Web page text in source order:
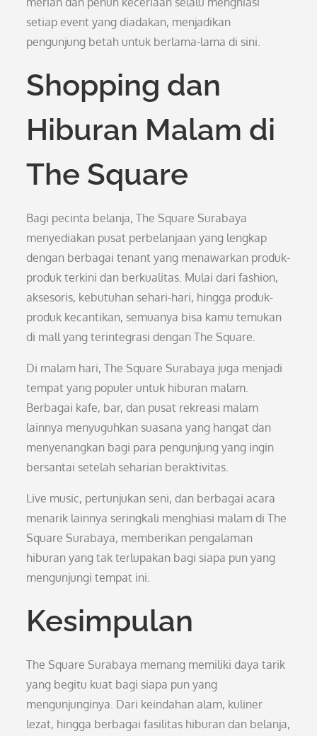
setiap event yang diadakan, menjadikan
pengunjung betah untuk berlama-lama di sini.
Shopping dan
Hiburan Malam di
The Square
Bagi pecinta belanja, The Square Surabaya
menyediakan pusat perbelanjaan yang lengkap
dengan berbagai tenant yang menawarkan produk-
produk terkini dan berkualitas. Mulai dari fashion,
aksesoris, kebutuhan sehari-hari, hingga produk-
produk kecantikan, semuanya bisa kamu temukan
di mall yang terintegrasi dengan The Square.
Di malam hari, The Square Surabaya juga menjadi
tempat yang populer untuk hiburan malam.
Berbagai kafe, bar, dan pusat rekreasi malam
lainnya menyuguhkan suasana yang hangat dan
menyenangkan bagi para pengunjung yang ingin
bersantai setelah seharian beraktivitas.
Live music, pertunjukan seni, dan berbagai acara
menarik lainnya seringkali menghiasi malam di The
Square Surabaya, memberikan pengalaman
hiburan yang tak terlupakan bagi siapa pun yang
mengunjungi tempat ini.
Kesimpulan
The Square Surabaya memang memiliki daya tarik
yang begitu kuat bagi siapa pun yang
mengunjunginya. Dari keindahan alam, kuliner
lezat, hingga berbagai fasilitas hiburan dan belanja,